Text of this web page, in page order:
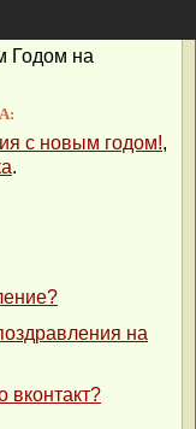
Годом на
с новым годом!,
.
на
вконтакт?